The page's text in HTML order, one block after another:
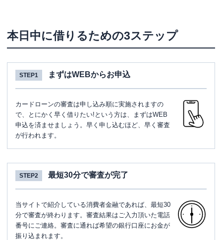
本日中に借りるための3ステップ
STEP1 まずはWEBからお申込
カードローンの審査は申し込み順に実施されますの
で、とにかく早く借りたい!という方は、まずはWEB
申込を済ませましょう。早く申し込むほど、早く審査
が行われます。
STEP2 最短30分で審査が完了
当サイトで紹介している消費者金融であれば、最短30
分で審査が終わります。審査結果はご入力頂いた電話
番号にご連絡。審査に通れば希望の銀行口座にお金が
振り込まれます。